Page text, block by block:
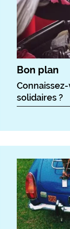
Bon plan
solidaires ?